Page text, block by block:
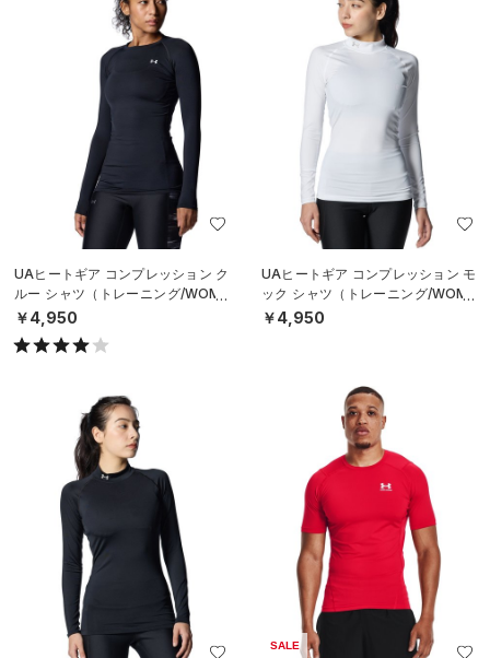
UAヒートギア コンプレッション ク
ルー シャツ（トレーニング/WOME
N）
￥4,950
UAヒートギア コンプレッション モ
ック シャツ（トレーニング/WOME
N）
￥4,950
SALE